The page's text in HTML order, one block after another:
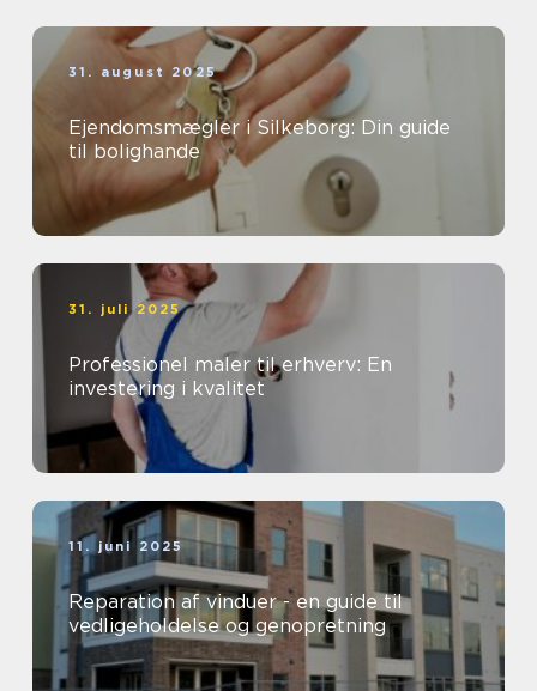
31. august 2025
Ejendomsmægler i Silkeborg: Din guide
til bolighande
31. juli 2025
Professionel maler til erhverv: En
investering i kvalitet
11. juni 2025
Reparation af vinduer - en guide til
vedligeholdelse og genopretning